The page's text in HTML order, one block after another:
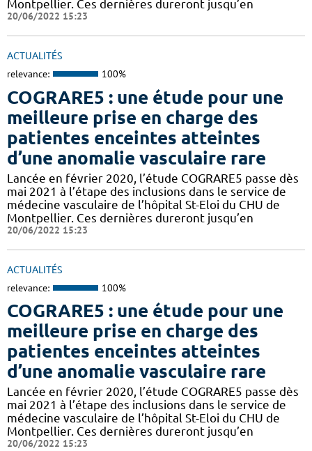
Montpellier. Ces dernières dureront jusqu’en
20/06/2022 15:23
ACTUALITÉS
relevance: 100%
COGRARE5 : une étude pour une
meilleure prise en charge des
patientes enceintes atteintes
d’une anomalie vasculaire rare
Lancée en février 2020, l’étude COGRARE5 passe dès
mai 2021 à l’étape des inclusions dans le service de
médecine vasculaire de l’hôpital St-Eloi du CHU de
Montpellier. Ces dernières dureront jusqu’en
20/06/2022 15:23
ACTUALITÉS
relevance: 100%
COGRARE5 : une étude pour une
meilleure prise en charge des
patientes enceintes atteintes
d’une anomalie vasculaire rare
Lancée en février 2020, l’étude COGRARE5 passe dès
mai 2021 à l’étape des inclusions dans le service de
médecine vasculaire de l’hôpital St-Eloi du CHU de
Montpellier. Ces dernières dureront jusqu’en
20/06/2022 15:23